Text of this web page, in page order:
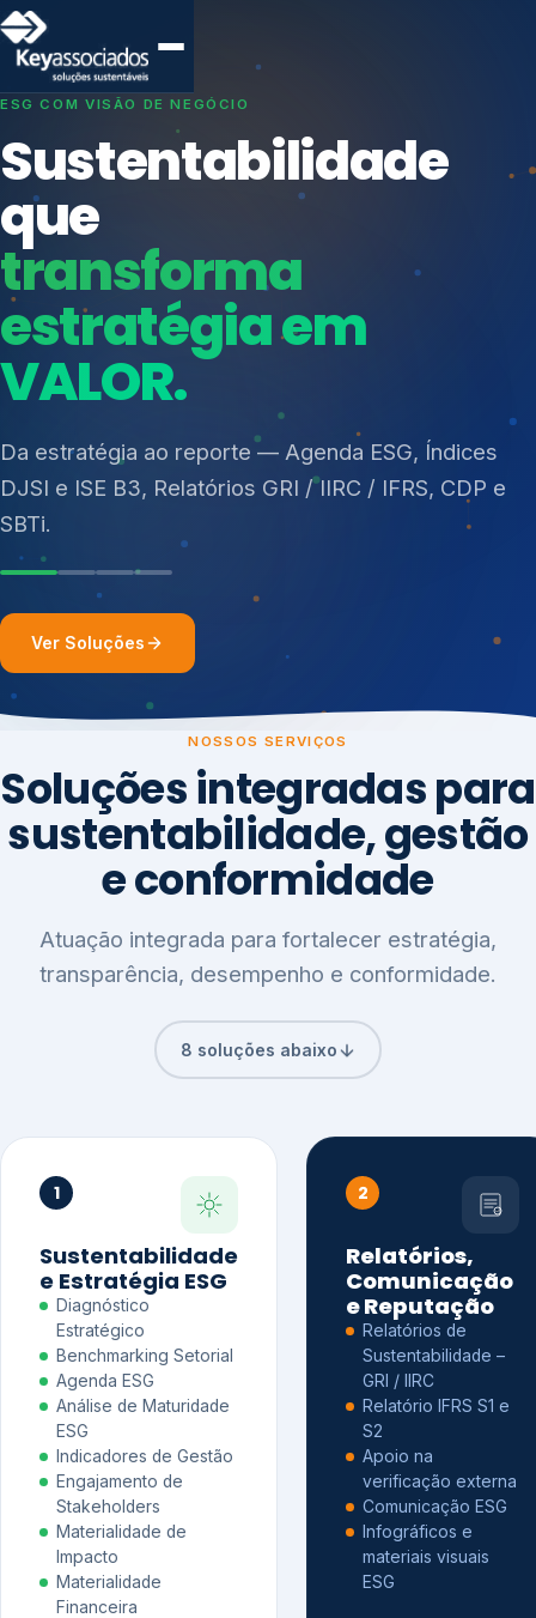
SISTEMAS DE GESTÃO OTIMIZADOS E INTEGRADOS
Conformidade que
protege seu
negócio.
Consultoria, auditoria e treinamentos em ISO 27001,
ISO 27701, ISO 42001, ISO 37001, ISO 9001, ISO
14001, ISO 45001, ONA e PNQ — Gestão de
resíduos sólidos (PGRS/PMGRS).
Índices de Mercado
Mudanças Climáticas
Reputação e Cadeia
Reporte Regulatório
Ver Soluções
NOSSOS SERVIÇOS
Soluções integradas para
sustentabilidade, gestão
e conformidade
Atuação integrada para fortalecer estratégia,
transparência, desempenho e conformidade.
8 soluções abaixo
1
Sustentabilidade
e Estratégia ESG
Diagnóstico
Estratégico
Benchmarking Setorial
Agenda ESG
Análise de Maturidade
ESG
Indicadores de Gestão
Engajamento de
Stakeholders
Materialidade de
Impacto
Materialidade
Financeira
2
Relatórios,
Comunicação
e Reputação
Relatórios de
Sustentabilidade –
GRI / IIRC
Relatório IFRS S1 e
S2
Apoio na
verificação externa
Comunicação ESG
Infográficos e
materiais visuais
ESG